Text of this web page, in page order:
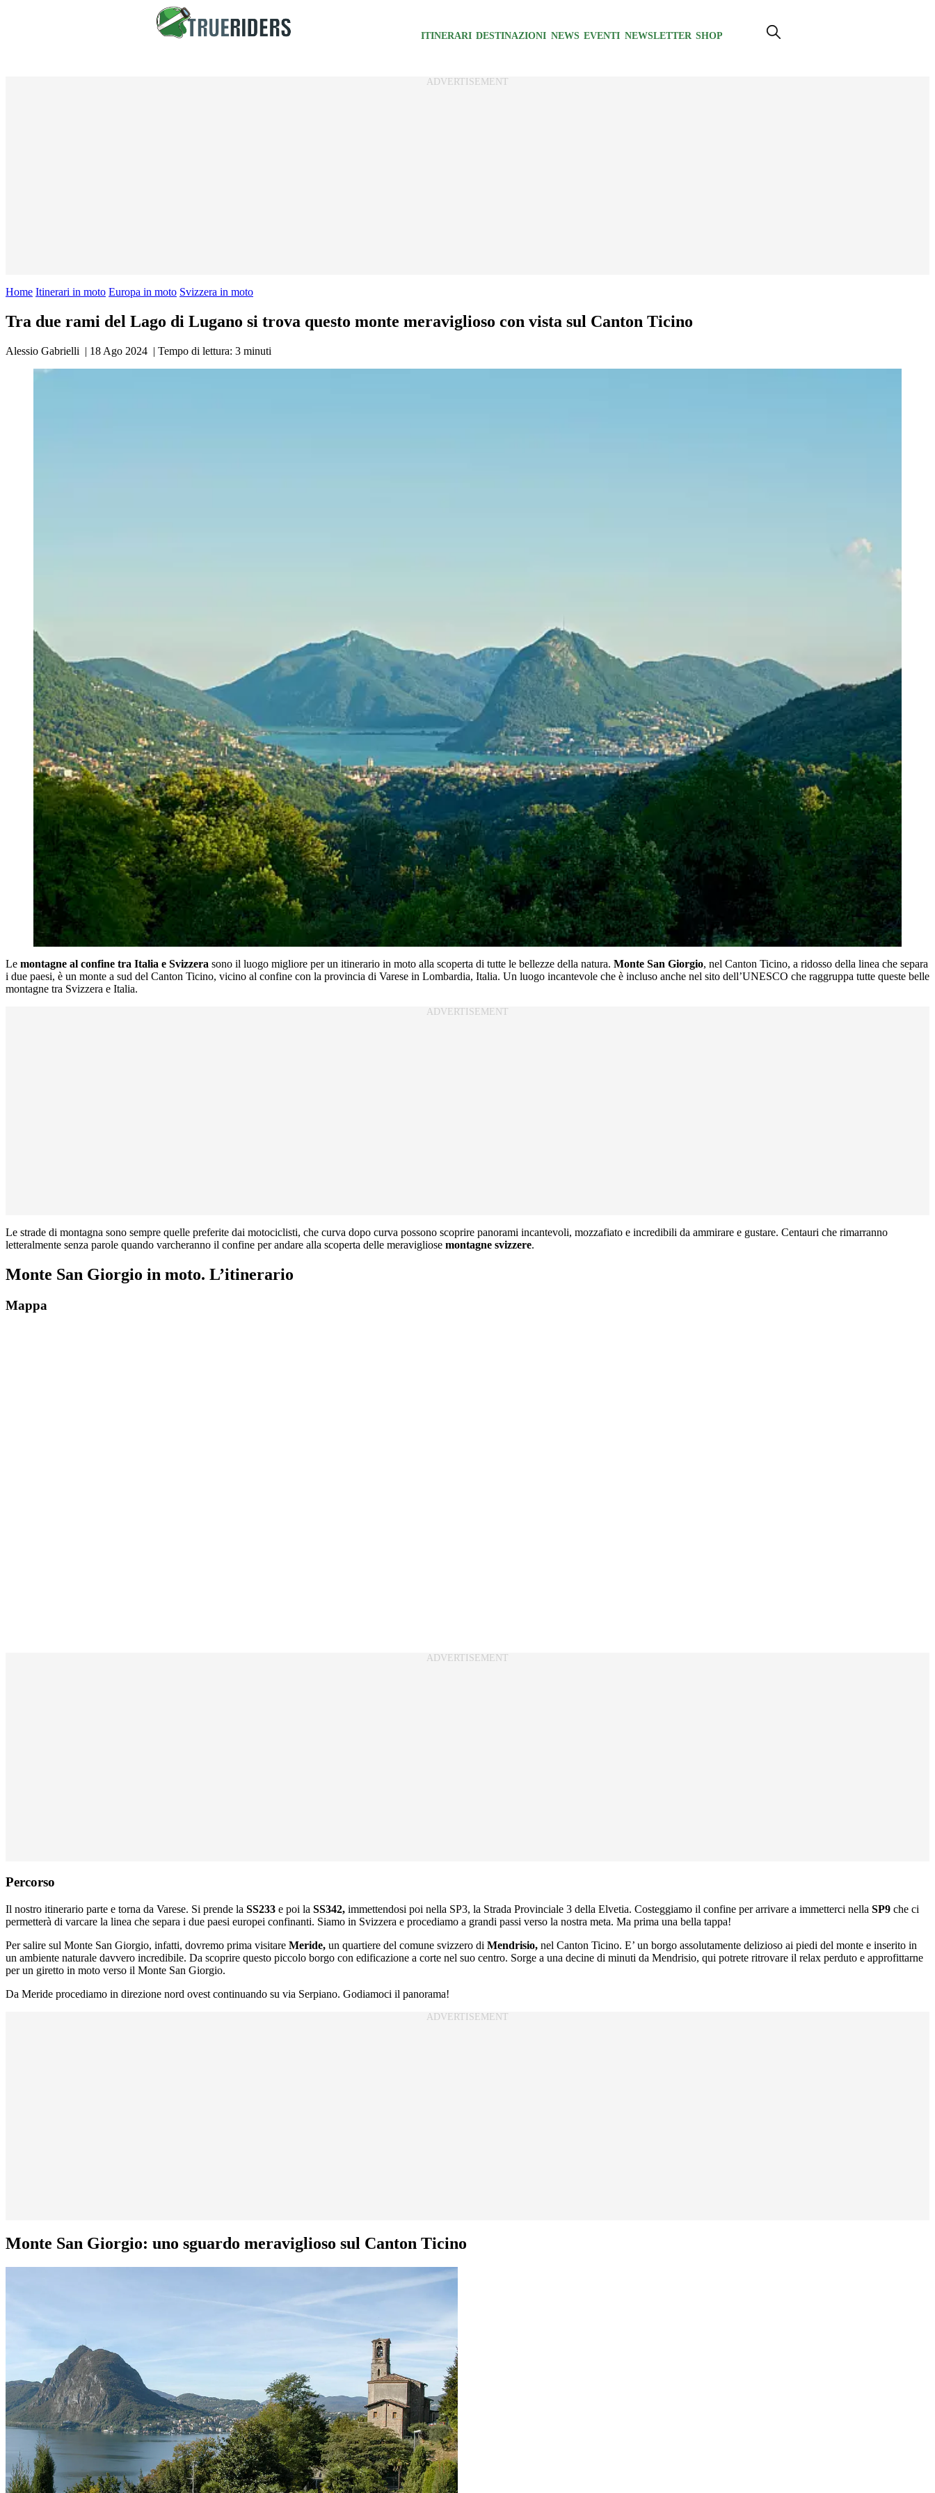
ITINERARI DESTINAZIONI NEWS EVENTI NEWSLETTER SHOP
Home Itinerari in moto Europa in moto Svizzera in moto
Tra due rami del Lago di Lugano si trova questo monte meraviglioso con vista sul Canton Ticino
Alessio Gabrielli | 18 Ago 2024 | Tempo di lettura: 3 minuti
Le montagne al confine tra Italia e Svizzera sono il luogo migliore per un itinerario in moto alla scoperta di tutte le bellezze della natura. Monte San Giorgio, nel Canton Ticino, a ridosso della linea che separa
i due paesi, è un monte a sud del Canton Ticino, vicino al confine con la provincia di Varese in Lombardia, Italia. Un luogo incantevole che è incluso anche nel sito dell’UNESCO che raggruppa tutte queste belle
montagne tra Svizzera e Italia.
Le strade di montagna sono sempre quelle preferite dai motociclisti, che curva dopo curva possono scoprire panorami incantevoli, mozzafiato e incredibili da ammirare e gustare. Centauri che rimarranno
letteralmente senza parole quando varcheranno il confine per andare alla scoperta delle meravigliose montagne svizzere.
Monte San Giorgio in moto. L’itinerario
Mappa
Percorso
Il nostro itinerario parte e torna da Varese. Si prende la SS233 e poi la SS342, immettendosi poi nella SP3, la Strada Provinciale 3 della Elvetia. Costeggiamo il confine per arrivare a immetterci nella SP9 che ci
permetterà di varcare la linea che separa i due paesi europei confinanti. Siamo in Svizzera e procediamo a grandi passi verso la nostra meta. Ma prima una bella tappa!
Per salire sul Monte San Giorgio, infatti, dovremo prima visitare Meride, un quartiere del comune svizzero di Mendrisio, nel Canton Ticino. E’ un borgo assolutamente delizioso ai piedi del monte e inserito in
un ambiente naturale davvero incredibile. Da scoprire questo piccolo borgo con edificazione a corte nel suo centro. Sorge a una decine di minuti da Mendrisio, qui potrete ritrovare il relax perduto e approfittarne
per un giretto in moto verso il Monte San Giorgio.
Da Meride procediamo in direzione nord ovest continuando su via Serpiano. Godiamoci il panorama!
Monte San Giorgio: uno sguardo meraviglioso sul Canton Ticino